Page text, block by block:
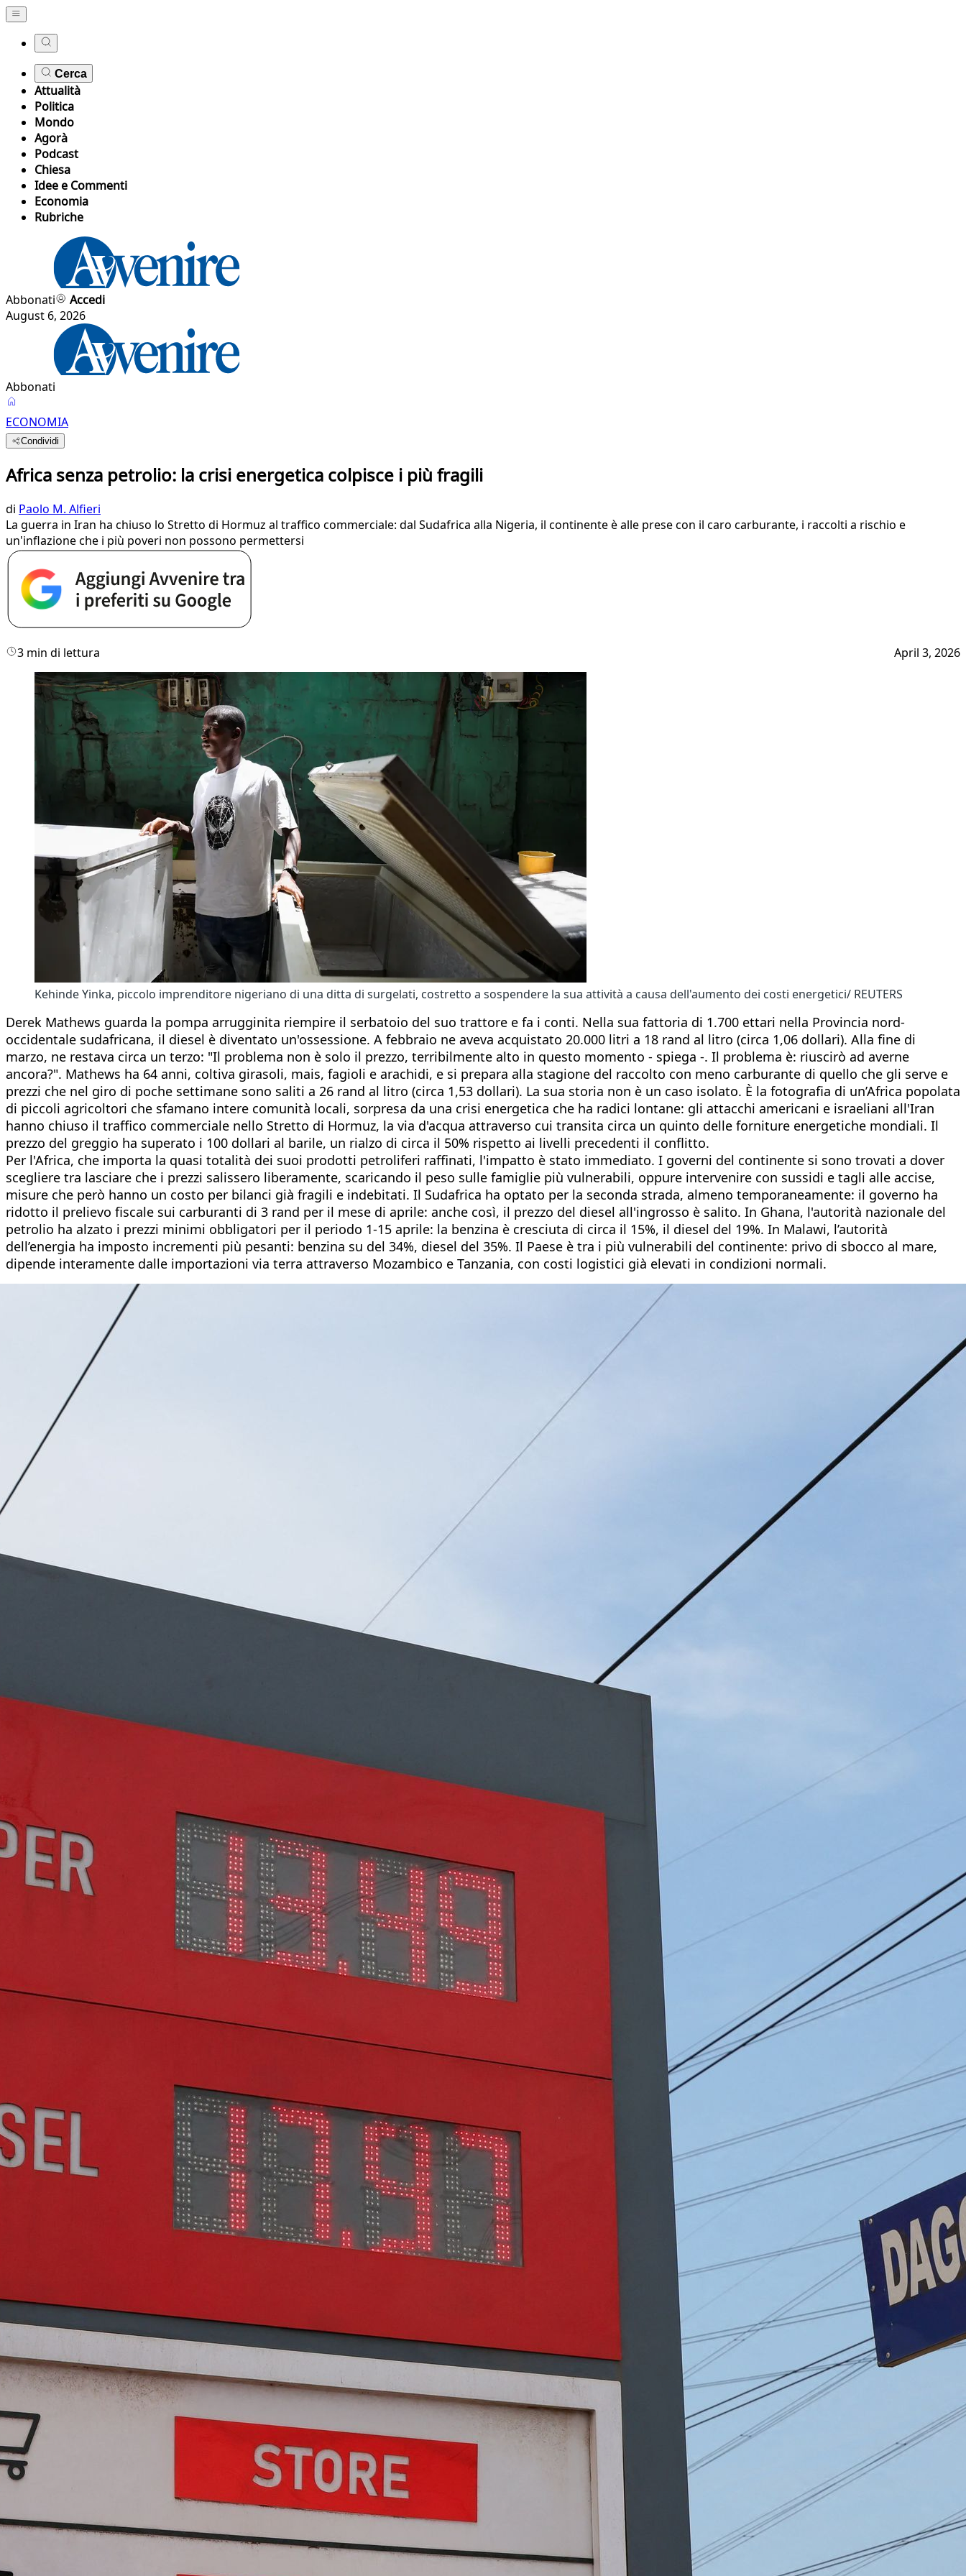
Cerca
Attualità
Politica
Mondo
Agorà
Podcast
Chiesa
Idee e Commenti
Economia
Rubriche
Abbonati
Accedi
August 6, 2026
Abbonati
ECONOMIA
Condividi
Africa senza petrolio: la crisi energetica colpisce i più fragili
di Paolo M. Alfieri
La guerra in Iran ha chiuso lo Stretto di Hormuz al traffico commerciale: dal Sudafrica alla Nigeria, il continente è alle prese con il caro carburante, i raccolti a rischio e
un'inflazione che i più poveri non possono permettersi
3 min di lettura April 3, 2026
Kehinde Yinka, piccolo imprenditore nigeriano di una ditta di surgelati, costretto a sospendere la sua attività a causa dell'aumento dei costi energetici/ REUTERS
Derek Mathews guarda la pompa arrugginita riempire il serbatoio del suo trattore e fa i conti. Nella sua fattoria di 1.700 ettari nella Provincia nord-
occidentale sudafricana, il diesel è diventato un'ossessione. A febbraio ne aveva acquistato 20.000 litri a 18 rand al litro (circa 1,06 dollari). Alla fine di
marzo, ne restava circa un terzo: "Il problema non è solo il prezzo, terribilmente alto in questo momento - spiega -. Il problema è: riuscirò ad averne
ancora?". Mathews ha 64 anni, coltiva girasoli, mais, fagioli e arachidi, e si prepara alla stagione del raccolto con meno carburante di quello che gli serve e
prezzi che nel giro di poche settimane sono saliti a 26 rand al litro (circa 1,53 dollari). La sua storia non è un caso isolato. È la fotografia di un’Africa popolata
di piccoli agricoltori che sfamano intere comunità locali, sorpresa da una crisi energetica che ha radici lontane: gli attacchi americani e israeliani all'Iran
hanno chiuso il traffico commerciale nello Stretto di Hormuz, la via d'acqua attraverso cui transita circa un quinto delle forniture energetiche mondiali. Il
prezzo del greggio ha superato i 100 dollari al barile, un rialzo di circa il 50% rispetto ai livelli precedenti il conflitto.
Per l'Africa, che importa la quasi totalità dei suoi prodotti petroliferi raffinati, l'impatto è stato immediato. I governi del continente si sono trovati a dover
scegliere tra lasciare che i prezzi salissero liberamente, scaricando il peso sulle famiglie più vulnerabili, oppure intervenire con sussidi e tagli alle accise,
misure che però hanno un costo per bilanci già fragili e indebitati. Il Sudafrica ha optato per la seconda strada, almeno temporaneamente: il governo ha
ridotto il prelievo fiscale sui carburanti di 3 rand per il mese di aprile: anche così, il prezzo del diesel all'ingrosso è salito. In Ghana, l'autorità nazionale del
petrolio ha alzato i prezzi minimi obbligatori per il periodo 1-15 aprile: la benzina è cresciuta di circa il 15%, il diesel del 19%. In Malawi, l’autorità
dell’energia ha imposto incrementi più pesanti: benzina su del 34%, diesel del 35%. Il Paese è tra i più vulnerabili del continente: privo di sbocco al mare,
dipende interamente dalle importazioni via terra attraverso Mozambico e Tanzania, con costi logistici già elevati in condizioni normali.